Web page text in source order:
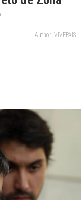
Author: VIVEPAIS